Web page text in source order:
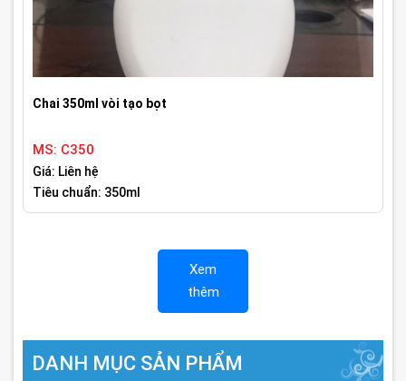
Chai 350ml vòi tạo bọt
MS: C350
Giá: Liên hệ
Tiêu chuẩn: 350ml
Xem
thêm
DANH MỤC SẢN PHẨM